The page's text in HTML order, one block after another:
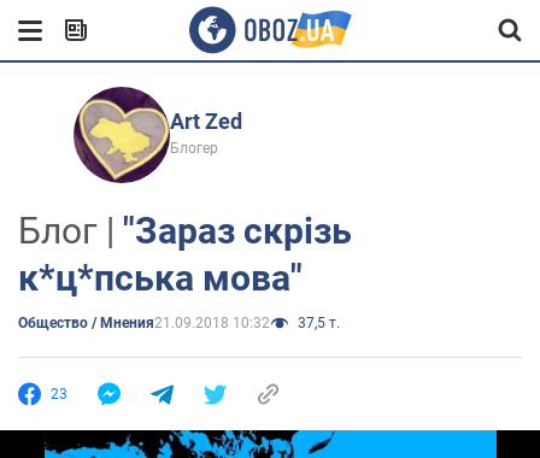
Art Zed
Блогер
Блог | "Зараз скрізь
к*ц*пська мова"
Общество / Мнения21.09.2018 10:32 37,5 т.
23